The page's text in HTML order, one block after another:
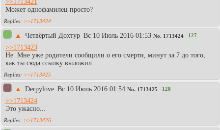
>>1713421
Может однофамилец просто?
>>1713424
▲ Четвёртый Дохтур Вc 10 Июль 2016 01:53 No. 1713424 127
>>1713423
Не. Мне уже родители сообщили о его смерти, минут за 7 до того,
как ты сюда ссылку выложил.
>>1713425
▲ Derpylove Вc 10 Июль 2016 01:54 No. 1713425 128
>>1713424
Это ужасно...
>>1713426